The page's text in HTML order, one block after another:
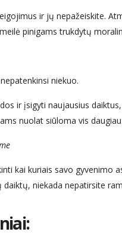
ir jų nepažeiskite.
pinigams trukdytų
niekuo.
ir įsigyti naujausius
nuolat siūloma vis
kai kuriais savo gyvenimo
niekada nepatirsite